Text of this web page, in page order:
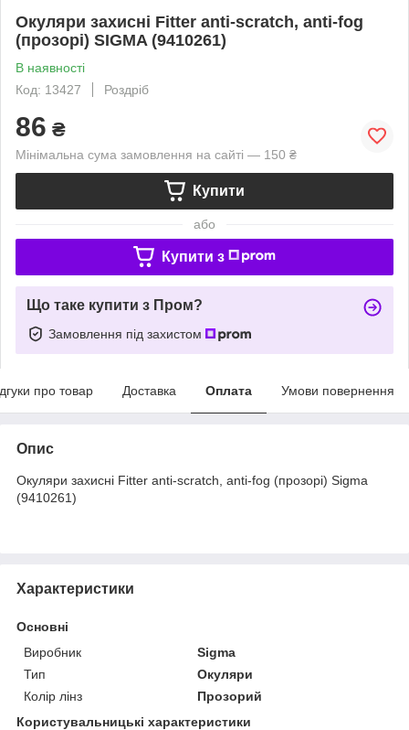
Окуляри захисні Fitter anti-scratch, anti-fog
(прозорі) SIGMA (9410261)
В наявності
Код: 13427
Роздріб
86 ₴
Мінімальна сума замовлення на сайті — 150 ₴
Купити
або
Купити з
Що таке купити з Пром?
Замовлення під захистом
про товар Доставка Оплата Умови повернення
Опис
Окуляри захисні Fitter anti-scratch, anti-fog (прозорі) Sigma
(9410261)
Характеристики
Основні
Виробник
Sigma
Тип
Окуляри
Колір лінз
Прозорий
Користувальницькі характеристики